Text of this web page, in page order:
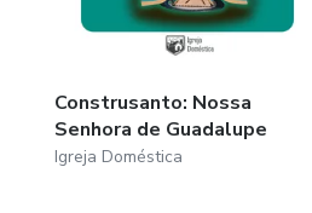
Construsanto: Nossa
Senhora de Guadalupe
Igreja Doméstica